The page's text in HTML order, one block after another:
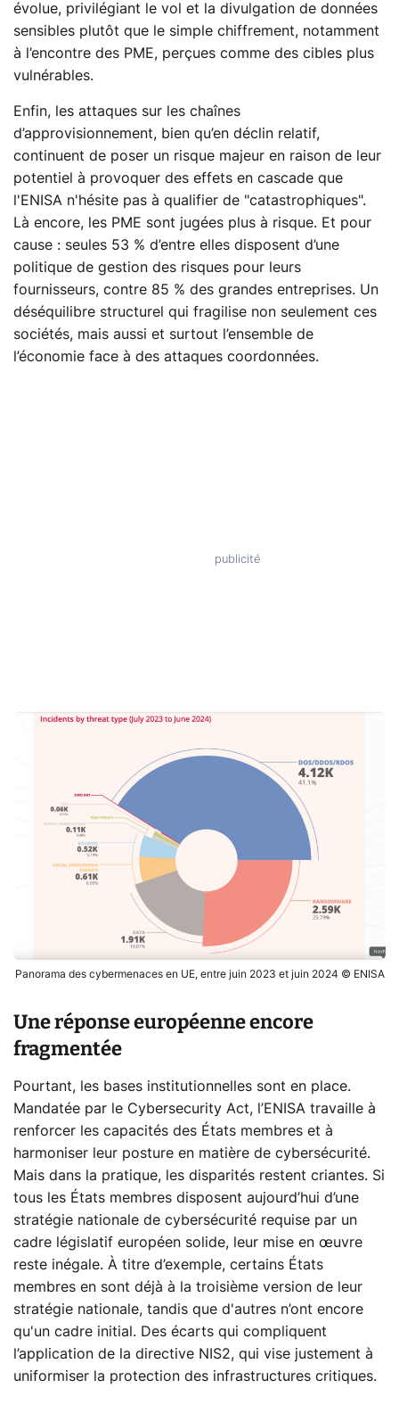
évolue, privilégiant le vol et la divulgation de données
sensibles plutôt que le simple chiffrement, notamment
à l’encontre des PME, perçues comme des cibles plus
vulnérables​.
Enfin, les attaques sur les chaînes
d’approvisionnement, bien qu’en déclin relatif,
continuent de poser un risque majeur en raison de leur
potentiel à provoquer des effets en cascade que
l'ENISA n'hésite pas à qualifier de "catastrophiques".
Là encore, les PME sont jugées plus à risque. Et pour
cause : seules 53 % d’entre elles disposent d’une
politique de gestion des risques pour leurs
fournisseurs, contre 85 % des grandes entreprises. Un
déséquilibre structurel qui fragilise non seulement ces
sociétés, mais aussi et surtout l’ensemble de
l’économie face à des attaques coordonnées.
Panorama des cybermenaces en UE, entre juin 2023 et juin 2024 © ENISA
Une réponse européenne encore
fragmentée
Pourtant, les bases institutionnelles sont en place.
Mandatée par le Cybersecurity Act, l’ENISA travaille à
renforcer les capacités des États membres et à
harmoniser leur posture en matière de cybersécurité.
Mais dans la pratique, les disparités restent criantes. Si
tous les États membres disposent aujourd’hui d’une
stratégie nationale de cybersécurité requise par un
cadre législatif européen solide, leur mise en œuvre
reste inégale. À titre d’exemple, certains États
membres en sont déjà à la troisième version de leur
stratégie nationale, tandis que d'autres n’ont encore
qu'un cadre initial. Des écarts qui compliquent
l’application de la directive NIS2, qui vise justement à
uniformiser la protection des infrastructures critiques.